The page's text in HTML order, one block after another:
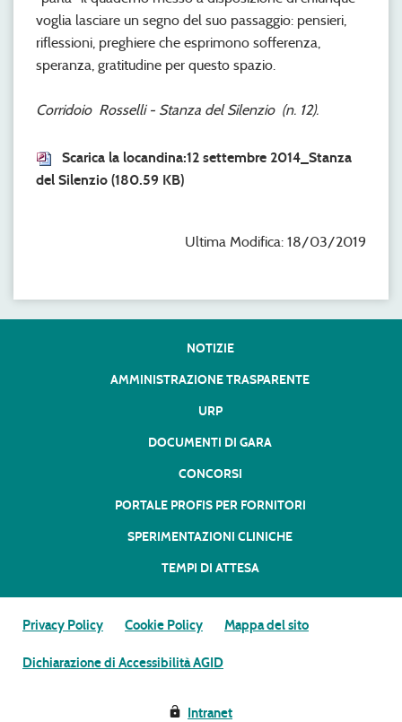
voglia lasciare un segno del suo passaggio: pensieri,
riflessioni, preghiere che esprimono sofferenza,
speranza, gratitudine per questo spazio.
Corridoio Rosselli - Stanza del Silenzio (n. 12).
Scarica la locandina:12 settembre 2014_Stanza
del Silenzio (180.59 KB)
Ultima Modifica: 18/03/2019
NOTIZIE
AMMINISTRAZIONE TRASPARENTE
URP
DOCUMENTI DI GARA
CONCORSI
PORTALE PROFIS PER FORNITORI
SPERIMENTAZIONI CLINICHE
TEMPI DI ATTESA
Privacy Policy Cookie Policy Mappa del sito
Dichiarazione di Accessibilità AGID
Intranet